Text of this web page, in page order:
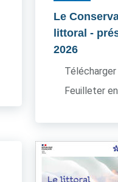
Le
littoral -
2026
Feuilleter